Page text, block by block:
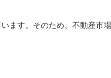
ます。そのため、不動産市